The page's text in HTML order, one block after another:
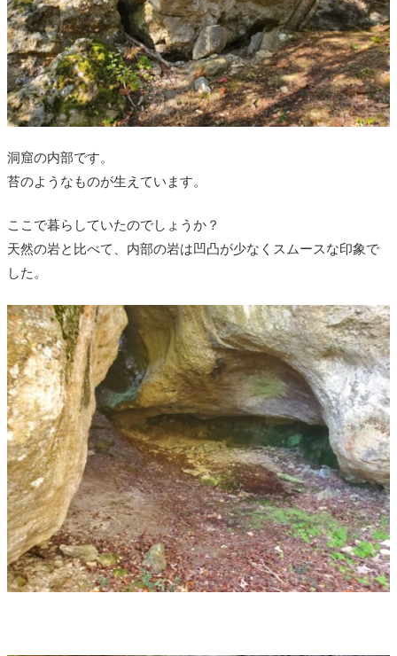
洞窟の内部です。
苔のようなものが生えています。
ここで暮らしていたのでしょうか？
天然の岩と比べて、内部の岩は凹凸が少なくスムースな印象で
した。